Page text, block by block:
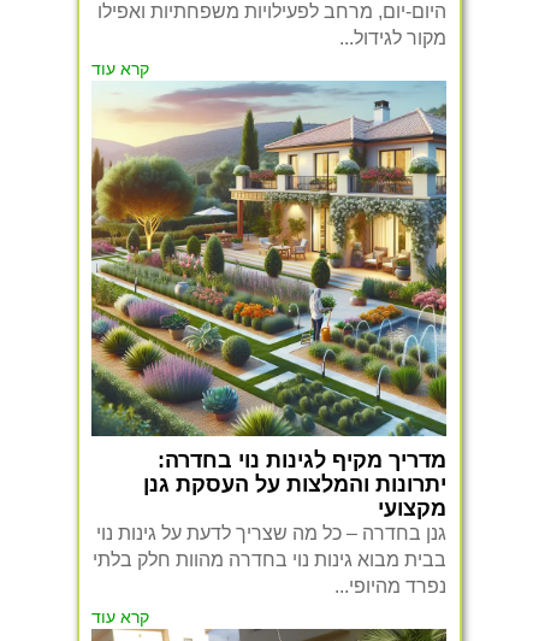
היום-יום, מרחב לפעילויות משפחתיות ואפילו
מקור לגידול...
קרא עוד
מדריך מקיף לגינות נוי בחדרה:
יתרונות והמלצות על העסקת גנן
מקצועי
גנן בחדרה – כל מה שצריך לדעת על גינות נוי
בבית מבוא גינות נוי בחדרה מהוות חלק בלתי
נפרד מהיופי...
קרא עוד